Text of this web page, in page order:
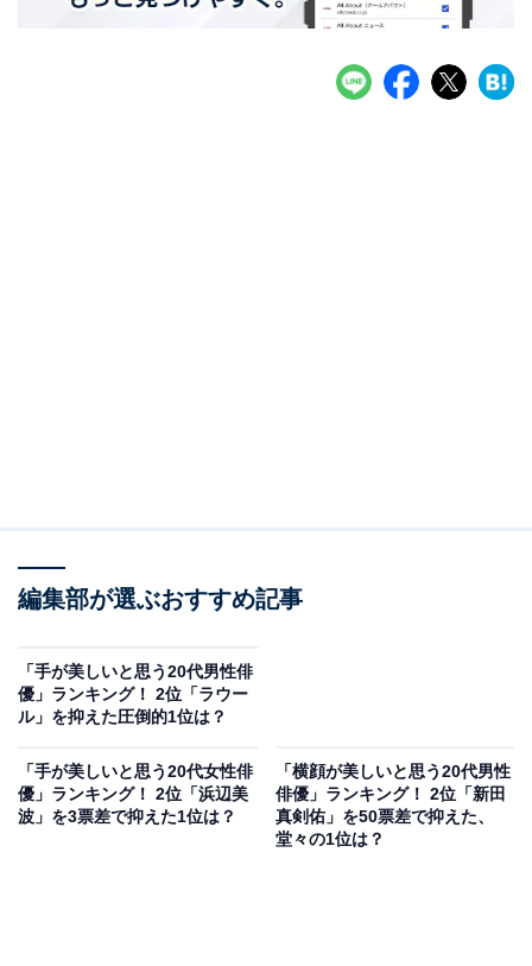
編集部が選ぶおすすめ記事
「手が美しいと思う20代男性俳
優」ランキング！ 2位「ラウー
ル」を抑えた圧倒的1位は？
「手が美しいと思う20代女性俳
優」ランキング！ 2位「浜辺美
波」を3票差で抑えた1位は？
「横顔が美しいと思う20代男性
俳優」ランキング！ 2位「新田
真剣佑」を50票差で抑えた、
堂々の1位は？